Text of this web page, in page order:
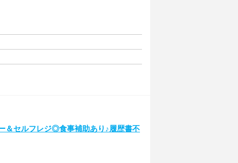
＆セルフレジ◎食事補助あり♪履歴書不